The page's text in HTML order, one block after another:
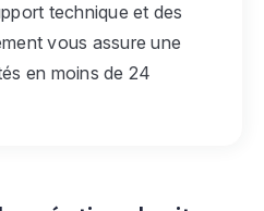
technique et des
vous assure une
en moins de 24